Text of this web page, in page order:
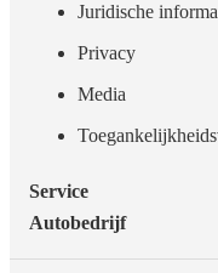
Juridische
Privacy
Media
Service
Autobedrijf